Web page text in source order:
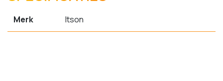
Merk Itson